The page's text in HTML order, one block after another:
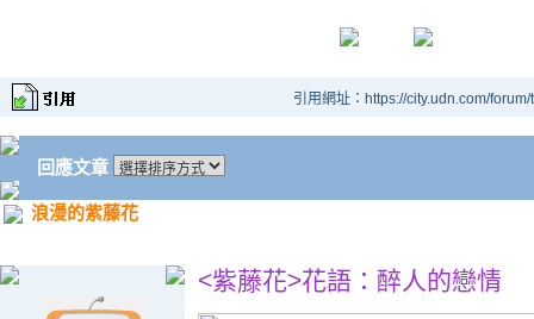
引用網址：https://city.udn.com/
回應文章
浪漫的紫藤花
<紫藤花>花語：醉人的戀情